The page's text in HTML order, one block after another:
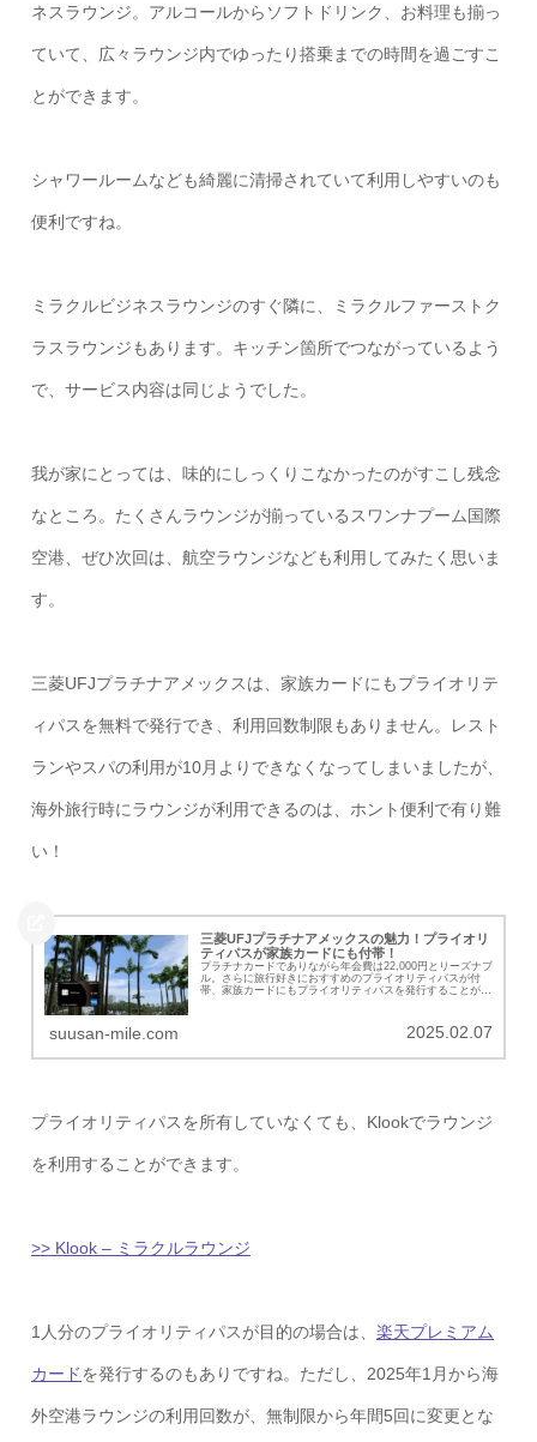
ネスラウンジ。アルコールからソフトドリンク、お料理も揃っ
ていて、広々ラウンジ内でゆったり搭乗までの時間を過ごすこ
とができます。
シャワールームなども綺麗に清掃されていて利用しやすいのも
便利ですね。
ミラクルビジネスラウンジのすぐ隣に、ミラクルファーストク
ラスラウンジもあります。キッチン箇所でつながっているよう
で、サービス内容は同じようでした。
我が家にとっては、味的にしっくりこなかったのがすこし残念
なところ。たくさんラウンジが揃っているスワンナプーム国際
空港、ぜひ次回は、航空ラウンジなども利用してみたく思いま
す。
三菱UFJプラチナアメックスは、家族カードにもプライオリテ
ィパスを無料で発行でき、利用回数制限もありません。レスト
ランやスパの利用が10月よりできなくなってしまいましたが、
海外旅行時にラウンジが利用できるのは、ホント便利で有り難
い！
三菱UFJプラチナアメックスの魅力！プライオリ
ティパスが家族カードにも付帯！
プラチナカードでありながら年会費は22,000円とリーズナブ
ル。さらに旅行好きにおすすめのプライオリティパスが付
帯、家族カードにもプライオリティパスを発行することがで
suusan-mile.com 2025.02.07
プライオリティパスを所有していなくても、Klookでラウンジ
を利用することができます。
>> Klook – ミラクルラウンジ
1人分のプライオリティパスが目的の場合は、 楽天プレミアム
カードを発行するのもありですね。ただし、2025年1月から海
外空港ラウンジの利用回数が、無制限から年間5回に変更とな